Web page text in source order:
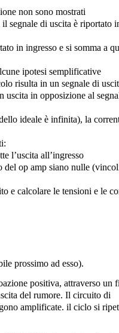
non sono mostrati
segnale di uscita è riportato
in ingresso e si somma a
ipotesi semplificative
risulta in un segnale di
uscita in opposizione al
ideale è infinita), la
l’uscita all’ingresso
del op amp siano nulle
e calcolare le tensioni e le
prossimo ad esso).
positiva, attraverso un
del rumore. Il circuito di
amplificate. il ciclo si